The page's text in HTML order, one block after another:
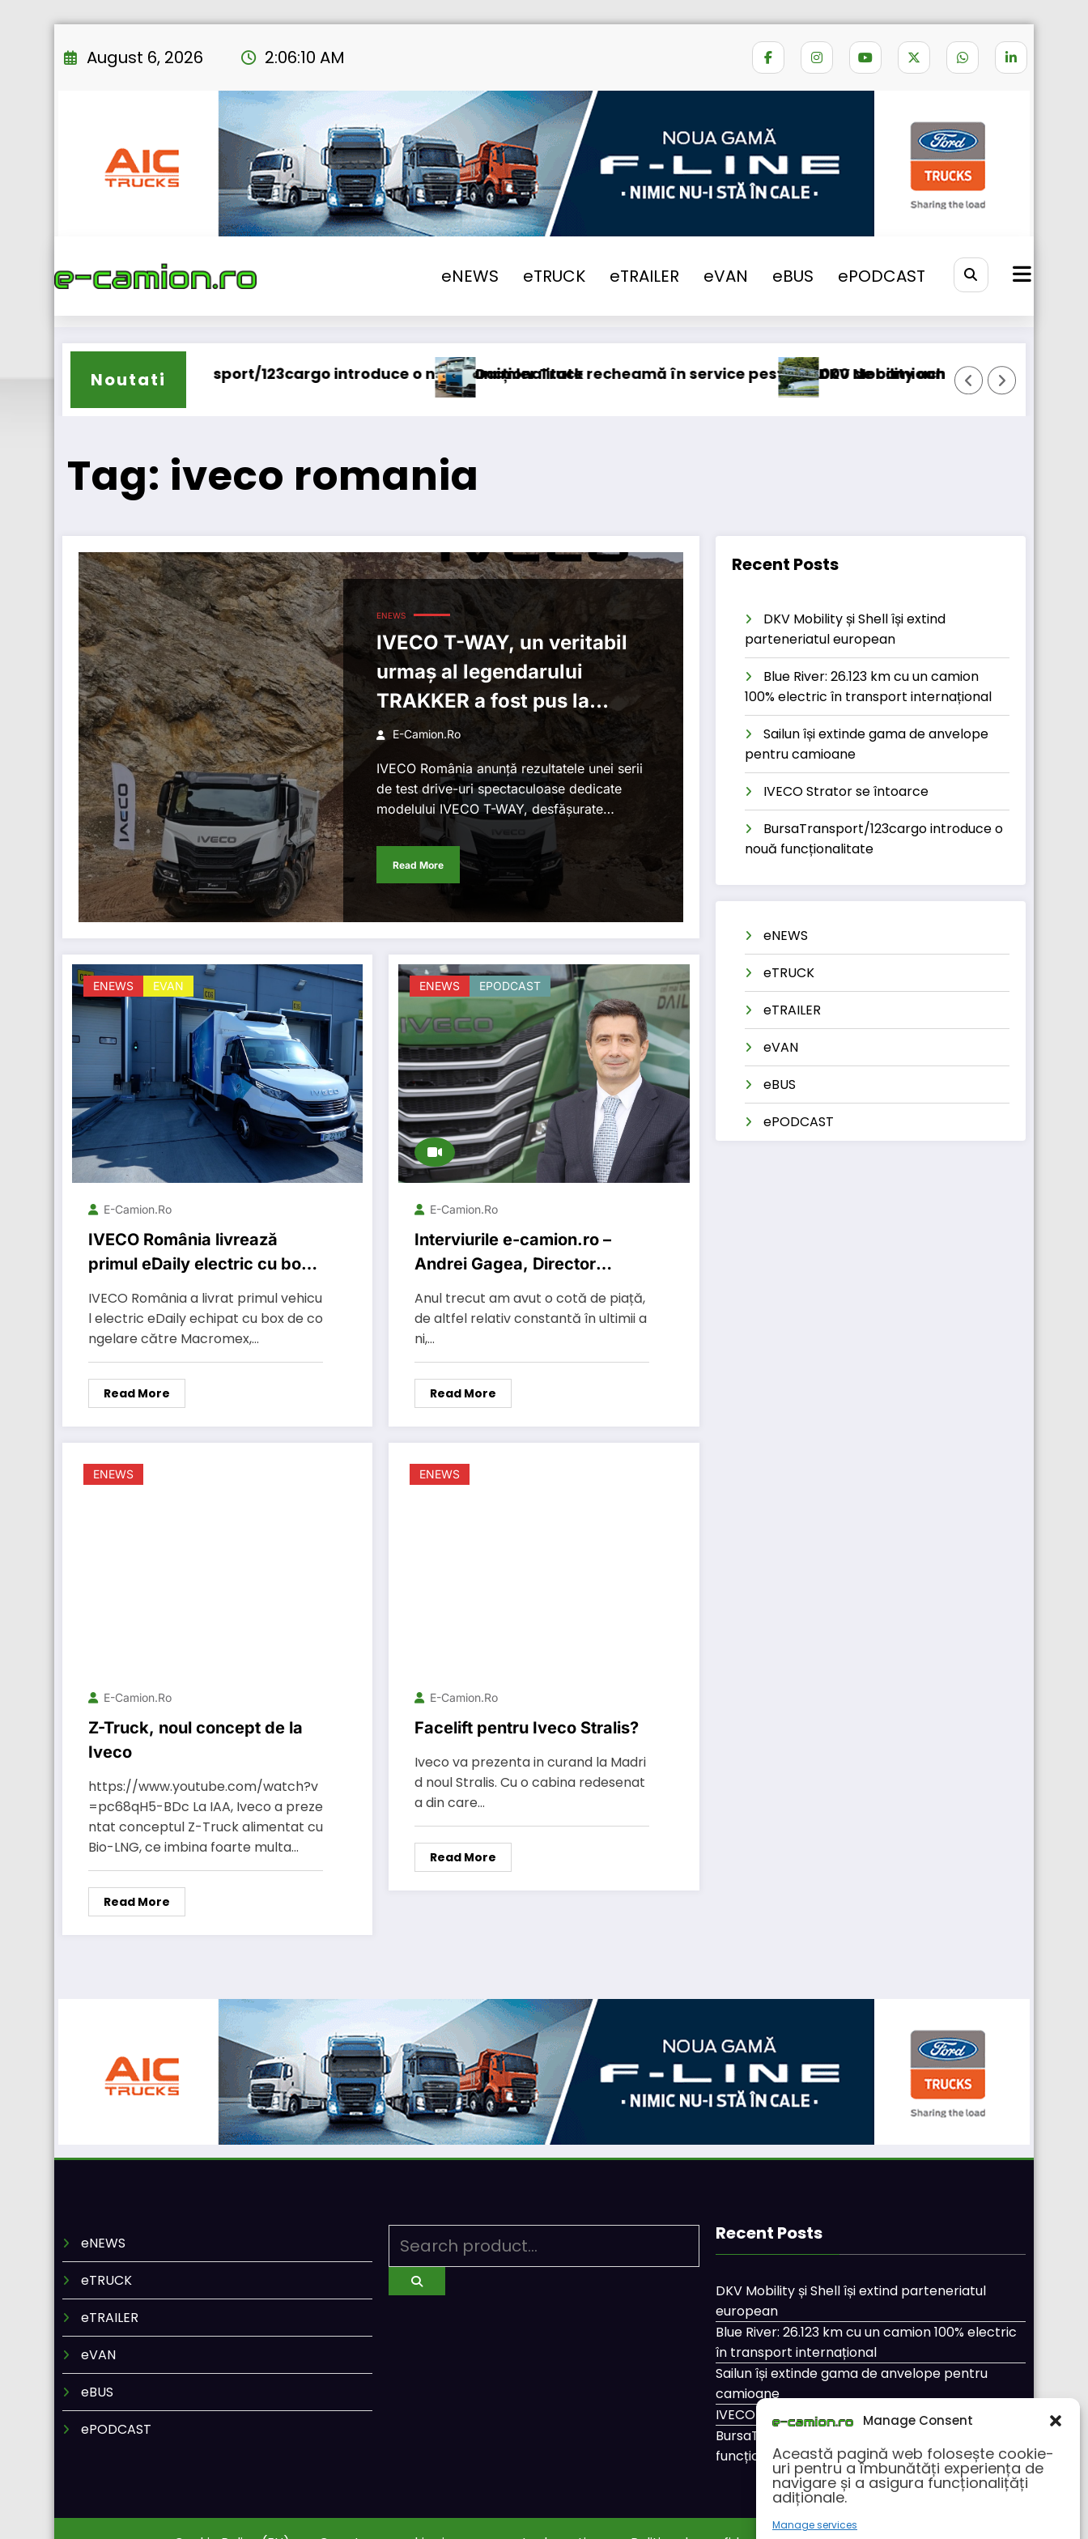
Manage Consent
Această pagină web folosește cookie-
uri pentru a îmbunătăți experiența de
navigare și a asigura funcționalițăți
adiționale.
Manage services
to
August 6, 2026 2:06:11 AM
eNEWS eTRUCK eTRAILER eVAN eBUS ePODCAST
iveco romania
Noutati
123cargo introduce o nouă funcționalitateDaimler Truck recheamă în service peste 131.000 de camioaneDKV Mobility achiziționează pachetul majoritar de acțiuni la
Windrose intră
Tag: iveco romania
ENEWS
IVECO T-WAY, un veritabil
urmaș al legendarului
TRAKKER a fost pus la
încercare în trei locații din
România
E-Camion.ro
IVECO România anunță rezultatele unei serii
de test drive-uri spectaculoase dedicate
modelului IVECO T-WAY, desfășurate…
Read More
ENEWS EVAN
E-Camion.ro
IVECO România livrează
primul eDaily electric cu box
de congelare către
Macromex, parte din tranziția
către un transport mai curat
și sustenabil
IVECO România a livrat primul vehicu
l electric eDaily echipat cu box de co
ngelare către Macromex,…
Read More
ENEWS EPODCAST
E-Camion.ro
Interviurile e-camion.ro –
Andrei Gagea, Director
General, IVECO Romania.
Anul trecut am avut o cotă de
piață, de altfel relativ
constantă în ultimii ani, de
aproximativ 25%.
Anul trecut am avut o cotă de piață,
de altfel relativ constantă în ultimii a
ni,…
Read More
ENEWS
E-Camion.ro
Z-Truck, noul concept de la
Iveco
https://www.youtube.com/watch?v
=pc68qH5-BDc La IAA, Iveco a preze
ntat conceptul Z-Truck alimentat cu
Bio-LNG, ce imbina foarte multa…
Read More
ENEWS
E-Camion.ro
Facelift pentru Iveco Stralis?
Iveco va prezenta in curand la Madri
d noul Stralis. Cu o cabina redesenat
a din care…
Read More
Recent Posts
DKV Mobility și Shell își extind
parteneriatul european
Blue River: 26.123 km cu un camion
100% electric în transport internațional
Sailun își extinde gama de anvelope
pentru camioane
IVECO Strator se întoarce
BursaTransport/123cargo introduce o
nouă funcționalitate
eNEWS
eTRUCK
eTRAILER
eVAN
eBUS
ePODCAST
eNEWS
eTRUCK
eTRAILER
eVAN
eBUS
ePODCAST
Recent Posts
DKV Mobility și Shell își extind parteneriatul
european
Blue River: 26.123 km cu un camion 100% electric
în transport internațional
Sailun își extinde gama de anvelope pentru
camioane
IVECO Strator se întoarce
BursaTransport/123cargo introduce o nouă
funcționalitate